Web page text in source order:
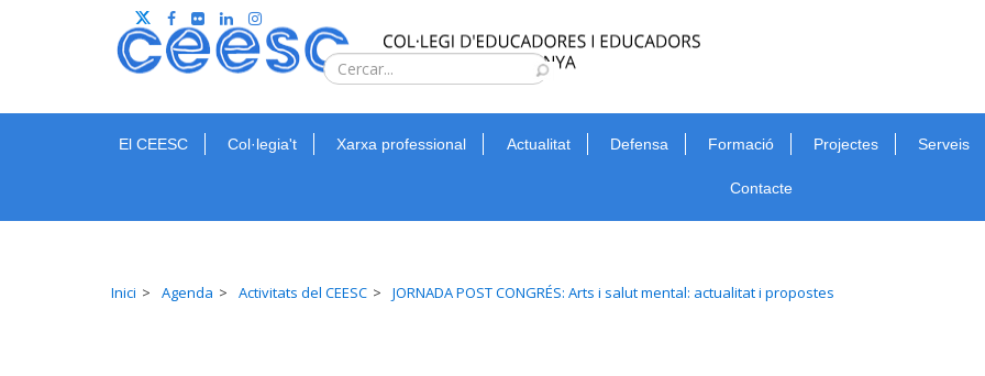
Type 2 or more characters for results.
Cerca
El CEESC Col·legia't Xarxa professional Actualitat Defensa Formació Projectes Serveis
Contacte
Inici Agenda Activitats del CEESC JORNADA POST CONGRÉS: Arts i salut mental: actualitat i propostes